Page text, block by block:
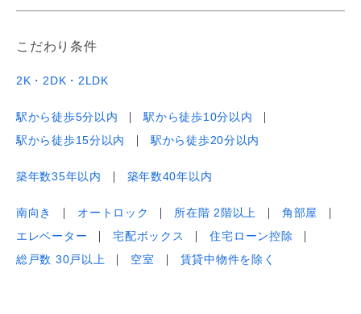
こだわり条件
2K・2DK・2LDK
駅から徒歩5分以内
駅から徒歩10分以内
駅から徒歩15分以内
駅から徒歩20分以内
築年数35年以内 築年数40年以内
南向き オートロック 所在階 2階以上
角部屋
エレベーター
宅配ボックス
住宅ローン控除
総戸数 30戸以上
空室 賃貸中物件を除く